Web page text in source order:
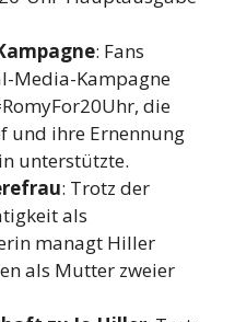
: Fans
Media-Kampagne
die
und ihre Ernennung
unterstützte.
: Trotz der
als
managt Hiller
als Mutter zweier